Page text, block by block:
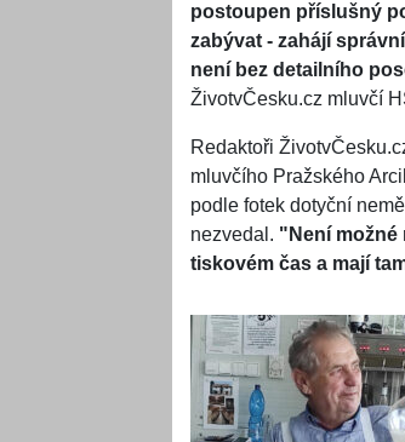
postoupen příslušný
zabývat - zahájí
není bez detailního
ŽivotvČesku.cz mluvčí
Redaktoři
mluvčího Pražského
podle fotek dotyční
nezvedal. "Není možné
tiskovém čas a mají